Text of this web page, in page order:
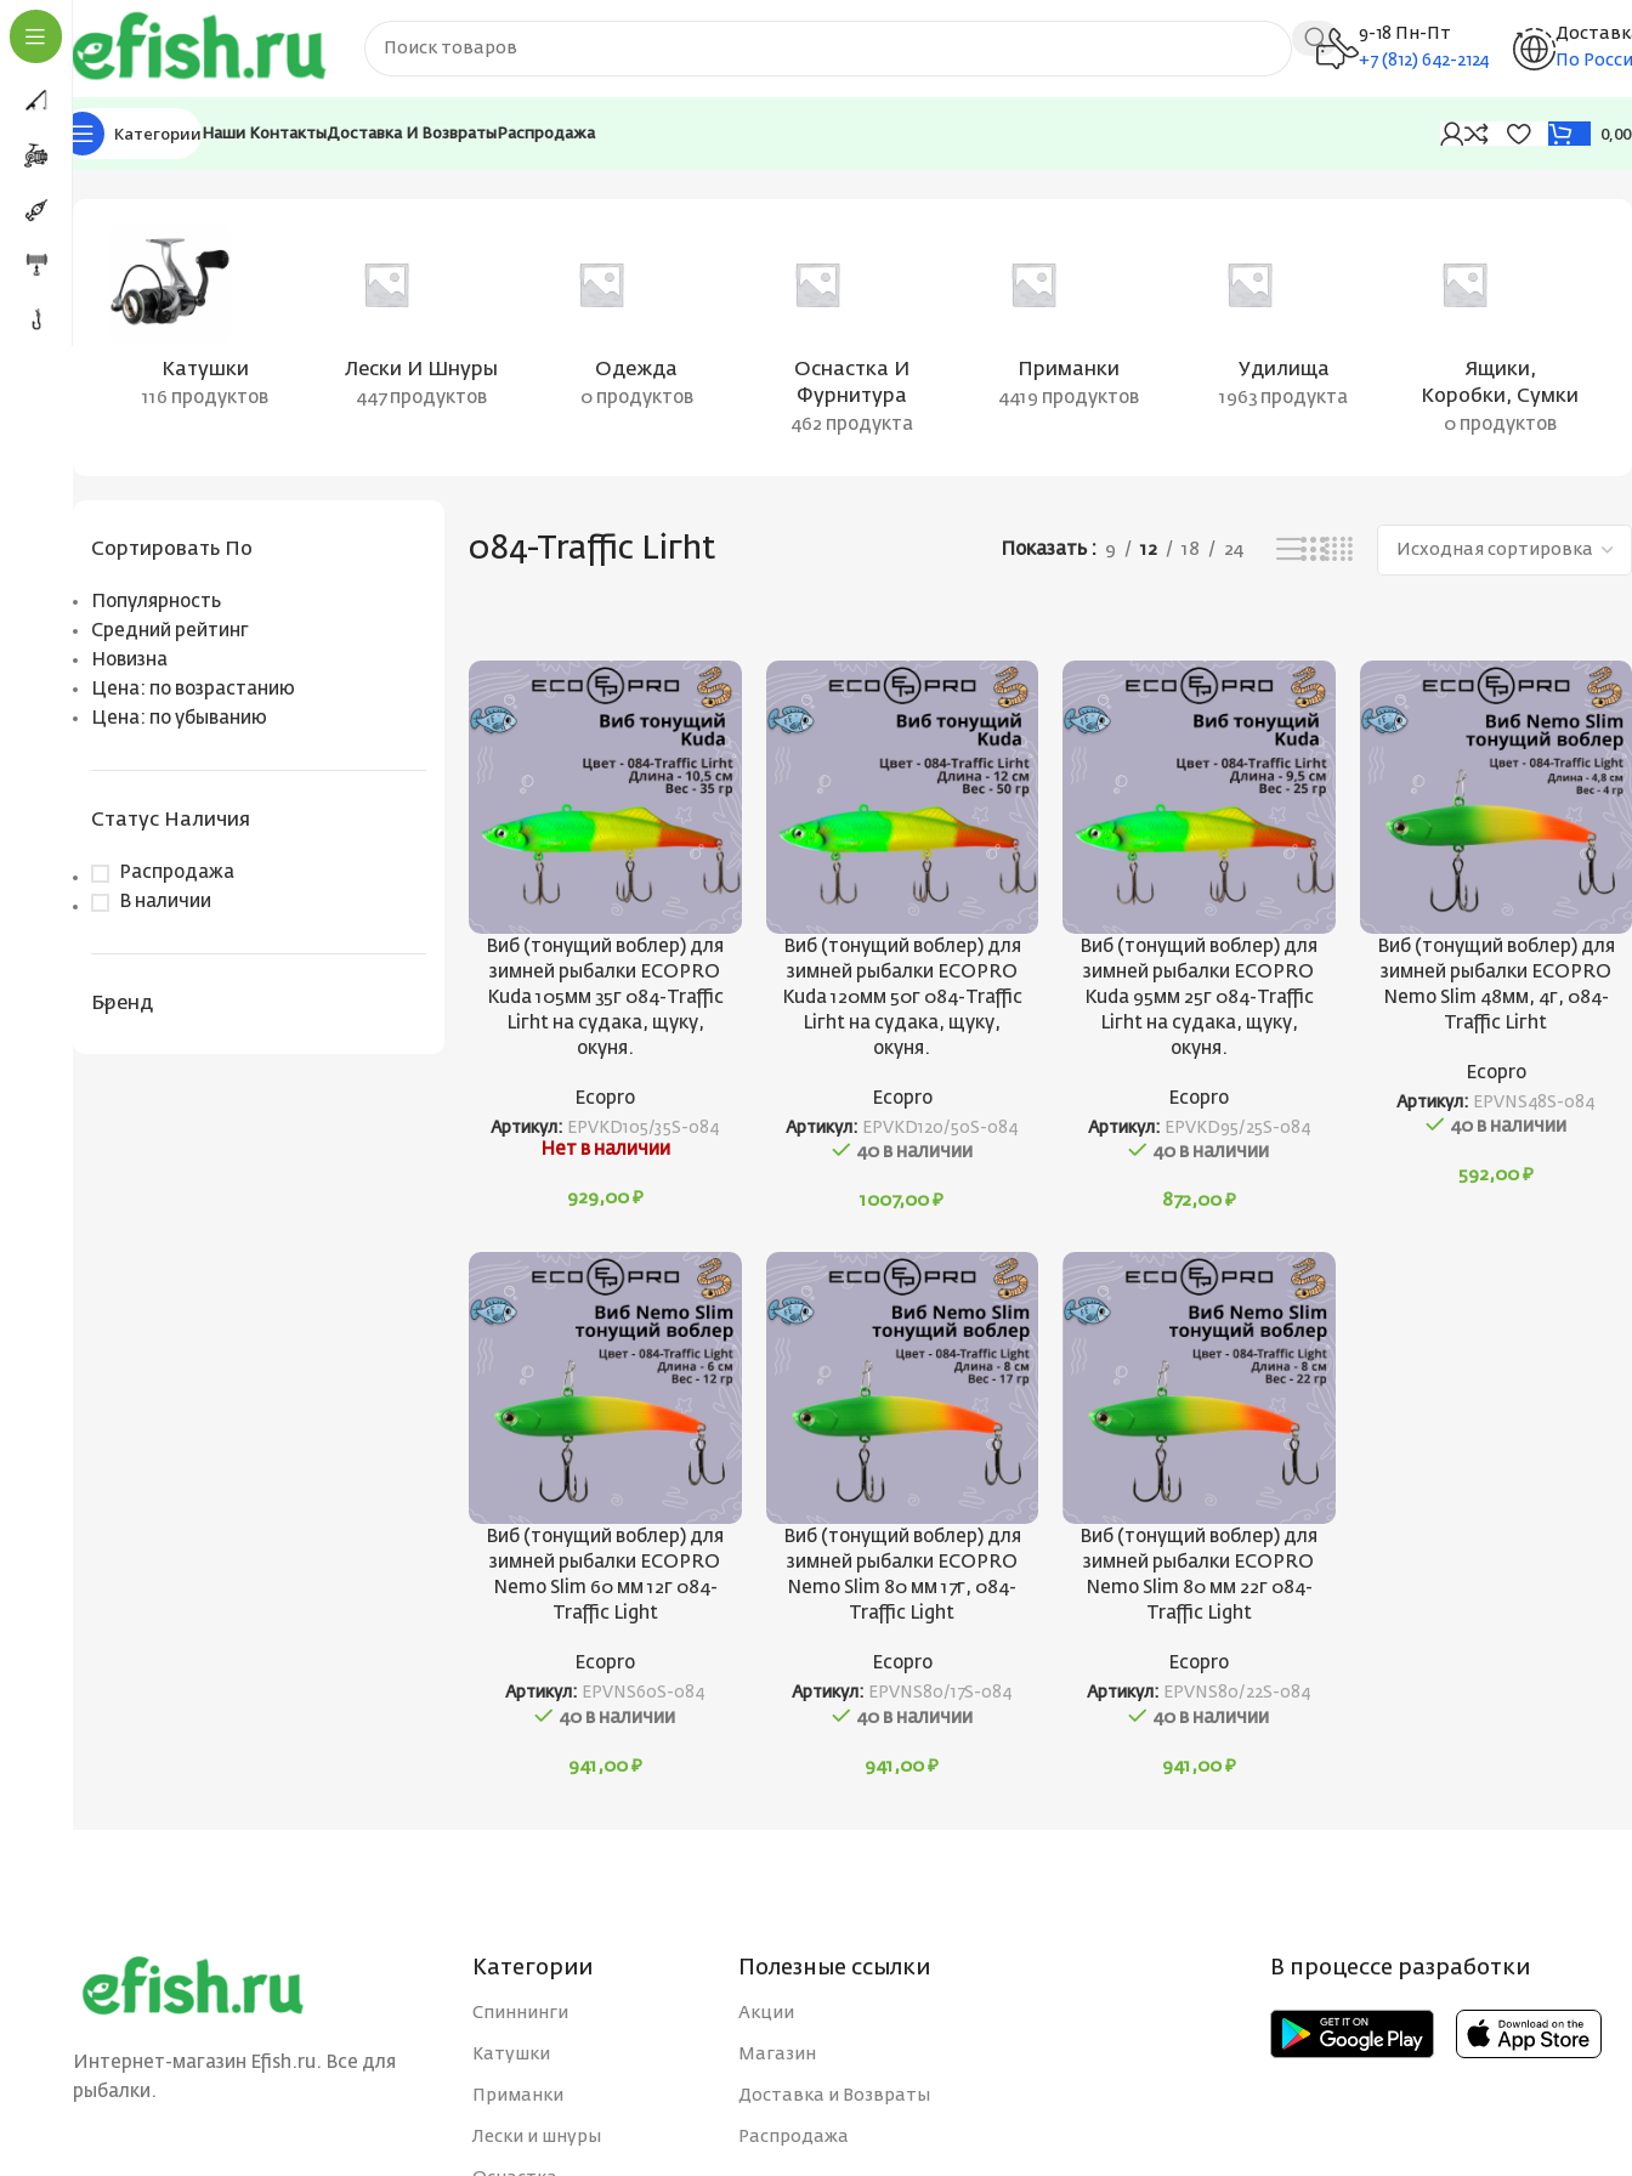
9-18 Пн-Пт
+7 (812) 642-2124
По
Категории Наши КонтактыДоставка И Возвраты Распродажа
Главная Товар Цвет воблера
Катушки
116 продуктов
Лески И Шнуры
447 продуктов
Одежда
0 продуктов
Оснастка И
Фурнитура
462 продукта
Приманки
4419 продуктов
Удилища
1963 продукта
Ящики,
Коробки, Сумки
0 продуктов
Сортировать По
Популярность
Средний рейтинг
Новизна
Цена: по возрастанию
Цена: по убыванию
Статус Наличия
Распродажа
В наличии
Бренд
084-Traffic Liгht Показать 9 12 18 24
Виб (тонущий воблер) для
зимней рыбалки ECOPRO
Kuda 105мм 35г 084-Traffic
Liгht на судака, щуку,
окуня.
Ecopro
Артикул: EPVKD105/35S-084
Нет в наличии
929,00 ₽
Виб (тонущий воблер) для
зимней рыбалки ECOPRO
Kuda 120мм 50г 084-Traffic
Liгht на судака, щуку,
окуня.
Ecopro
Артикул: EPVKD120/50S-084
40 в наличии
1007,00₽
Виб (тонущий воблер) для
зимней рыбалки ECOPRO
Kuda 95мм 25г 084-Traffic
Liгht на судака, щуку,
окуня.
Ecopro
Артикул: EPVKD95/25S-084
40 в наличии
872,00 ₽
Виб (тонущий воблер) для
зимней рыбалки ECOPRO
Nemo Slim 48мм, 4г, 084-
Traffic Liгht
Ecopro
Артикул: EPVNS48S-084
40 в наличии
592,00 ₽
Виб (тонущий воблер) для
зимней рыбалки ECOPRO
Nemo Slim 60 мм 12г 084-
Traffic Light
Ecopro
Артикул: EPVNS60S-084
40 в наличии
941,00 ₽
Виб (тонущий воблер) для
зимней рыбалки ECOPRO
Nemo Slim 80 мм 17г, 084-
Traffic Light
Ecopro
Артикул: EPVNS80/17S-084
40 в наличии
941,00₽
Виб (тонущий воблер) для
зимней рыбалки ECOPRO
Nemo Slim 80 мм 22г 084-
Traffic Light
Ecopro
Артикул: EPVNS80/22S-084
40 в наличии
941,00 ₽
Интернет-магазин Efish.ru. Все для
рыбалки.
Категории
Спиннинги
Катушки
Приманки
Лески и шнуры
Полезные ссылки
Акции
Магазин
Доставка и Возвраты
Распродажа
В процессе разработки